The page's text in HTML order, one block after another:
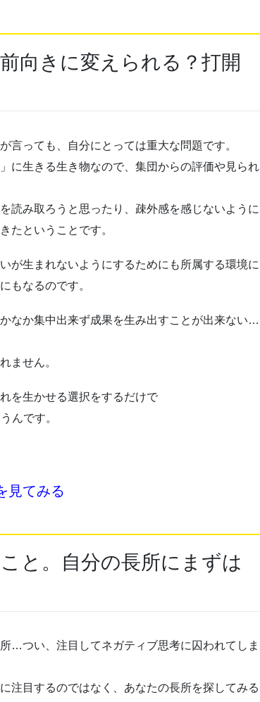
向きに変えられる？打開
言っても、自分にとっては重大な問題です。
に生きる生き物なので、集団からの評価や見られ
読み取ろうと思ったり、疎外感を感じないように
たということです。
が生まれないようにするためにも所属する環境に
もなるのです。
なか集中出来ず成果を生み出すことが出来ない…
ません。
を生かせる選択をするだけで
んです。
見てみる
と。自分の長所にまずは
…つい、注目してネガティブ思考に囚われてしま
注目するのではなく、あなたの長所を探してみる